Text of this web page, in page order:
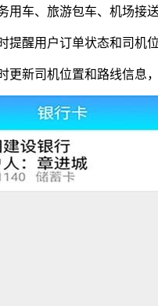
用车、旅游包车、机场接
提醒用户订单状态和司机
更新司机位置和路线信息